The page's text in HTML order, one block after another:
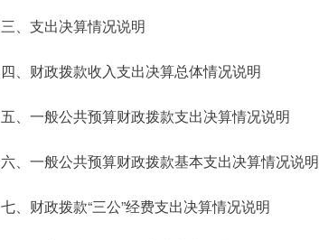
三、支出决算情况说明
四、财政拨款收入支出决算总体情况说明
五、一般公共预算财政拨款支出决算情况说明
六、一般公共预算财政拨款基本支出决算情况说明
七、财政拨款“三公”经费支出决算情况说明